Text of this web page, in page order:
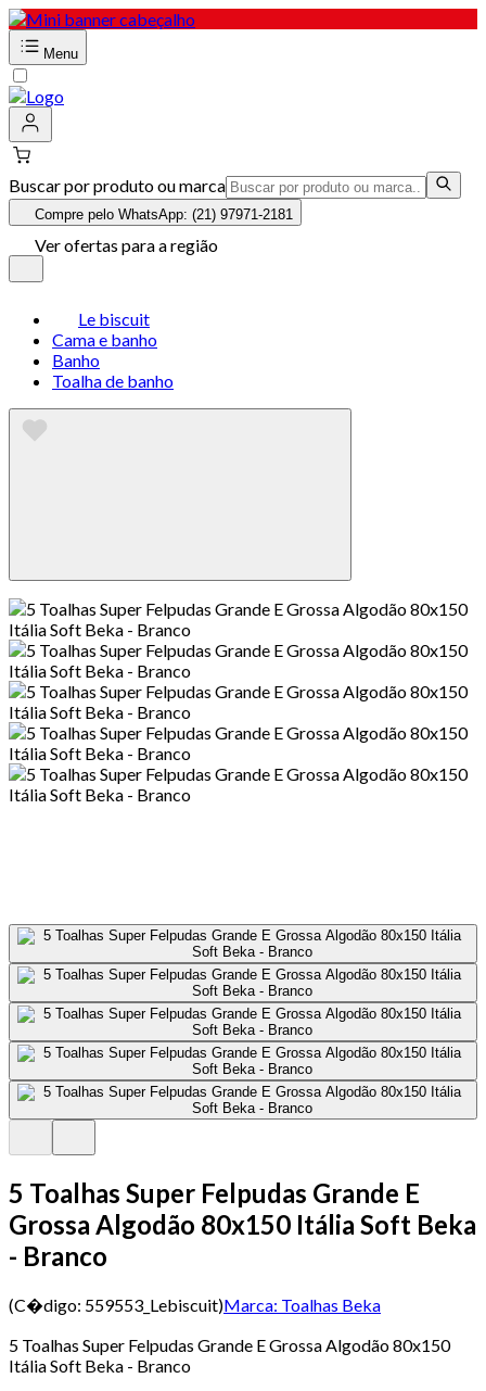
Menu
Buscar por produto ou marca
Compre pelo WhatsApp: (21) 97971-2181
Ver ofertas para a região
Le biscuit
Cama e banho
Banho
Toalha de banho
5 Toalhas Super Felpudas Grande E
Grossa Algodão 80x150 Itália Soft Beka
- Branco
(C�digo: 559553_Lebiscuit)Marca: Toalhas Beka
5 Toalhas Super Felpudas Grande E Grossa Algodão 80x150
Itália Soft Beka - Branco